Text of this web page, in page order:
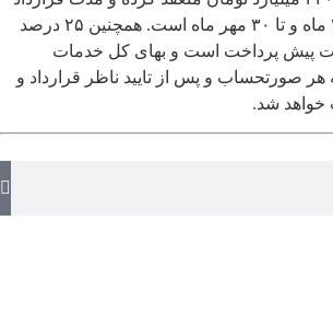
از تاریخ ابلاغ به مدت ۴ ماه و تا ۳۰ مهر ماه است. همچنین ۲۵ درصد
پیش پرداخت است و بهای کل خدمات
هر صورتحساب و پس از تایید ناظر قرارداد و
شد.